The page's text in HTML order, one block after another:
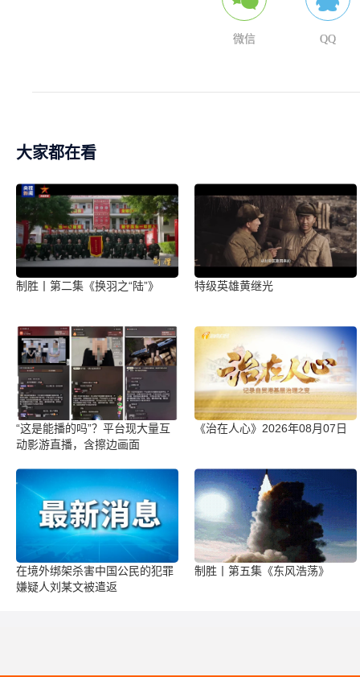
微信 QQ
大家都在看
制胜丨第二集《换羽之“陆”》 特级英雄黄继光
“这是能播的吗”？平台现大量互
动影游直播，含擦边画面
《治在人心》2026年08月07日
在境外绑架杀害中国公民的犯罪
嫌疑人刘某文被遣返
制胜丨第五集《东风浩荡》